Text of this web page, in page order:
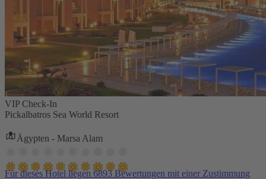
VIP Check-In
Pickalbatros Sea World Resort
Ägypten - Marsa Alam
Für dieses Hotel liegen 6893 Bewertungen mit einer Zustimmung